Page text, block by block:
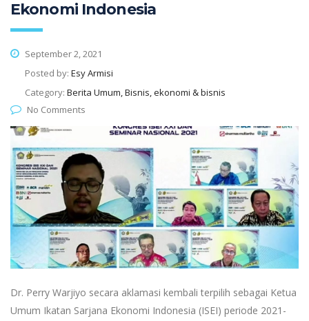
Ekonomi Indonesia
September 2, 2021
Posted by: Esy Armisi
Category: Berita Umum, Bisnis, ekonomi & bisnis
No Comments
Dr. Perry Warjiyo secara aklamasi kembali terpilih sebagai Ketua
Umum Ikatan Sarjana Ekonomi Indonesia (ISEI) periode 2021-